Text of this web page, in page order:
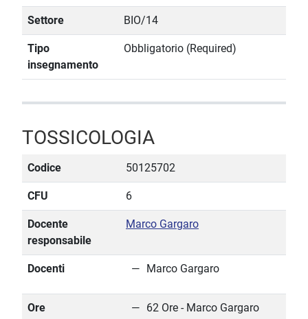
Settore BIO/14
Tipo
insegnamento
Obbligatorio (Required)
TOSSICOLOGIA
Codice 50125702
CFU 6
Docente
responsabile
Marco Gargaro
Docenti Marco Gargaro
Ore 62 Ore - Marco Gargaro